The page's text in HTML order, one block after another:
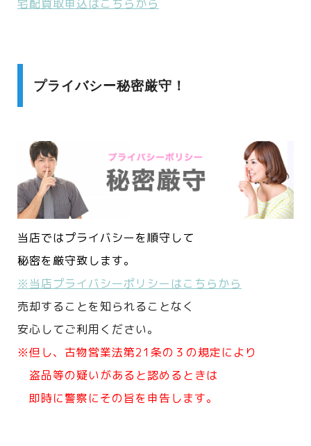
宅配買取申込はこちらから
プライバシー秘密厳守！
当店ではプライバシーを順守して
秘密を厳守致します。
※当店プライバシーポリシーはこちらから
売却することを知られることなく
安心してご利用ください。
※但し、古物営業法第21条の３の規定により
盗品等の疑いがあると認めるときは
即時に警察にその旨を申告します。